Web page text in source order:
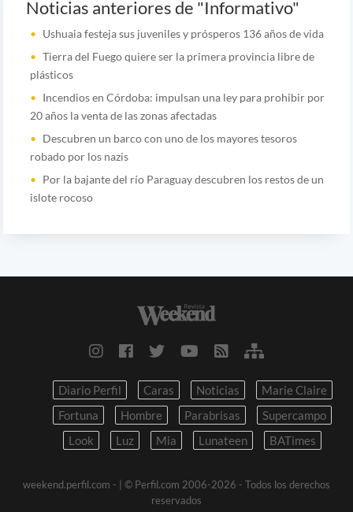
Noticias anteriores de "Informativo"
Ushuaia festeja sus juveniles y prósperos 136 años de vida
Tierra del Fuego quiere ser la primera provincia libre de
plásticos
Incendios en Córdoba: impulsan una ley para prohibir por
20 años la venta de las zonas afectadas
Descubren un barco con uno de los mayores tesoros
robado por los nazis
Por la bajante del río Paraguay descubren los restos de un
islote rocoso
Diario Perfil Caras Noticias
Marie Claire
Fortuna
Hombre Parabrisas
Supercampo
Look
Luz Mia Lunateen BATimes
weekend.perfil.com -
| © Perfil.com 2006-2026 - Todos los derechos
reservados